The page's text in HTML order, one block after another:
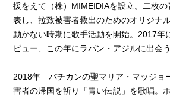
援をえて（株）MIMEIDIAを設立。二枚
表し、拉致被害者救出のためのオリジナ
動かない時期に歌手活動を開始。2017年
ビュー、この年にラパン・アジルに出会う
2018年 バチカンの聖マリア・マッジ
害者の帰国を祈り「青い伝説」を歌唱。